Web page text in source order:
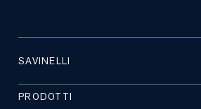
SAVINELLI
PRODOTTI